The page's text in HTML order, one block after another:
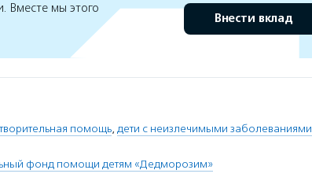
Вместе мы этого
Внести вклад
помощь, дети с неизлечимыми заболеваниями
фонд помощи детям «Дедморозим»